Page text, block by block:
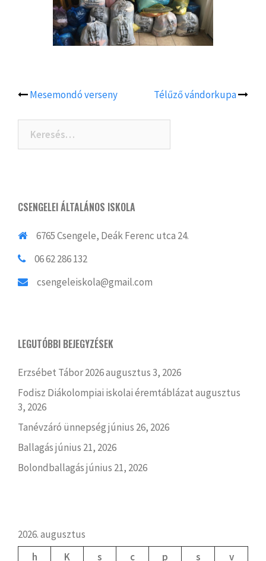
Post
navigation
Mesemondó verseny Télűző vándorkupa
CSENGELEI ÁLTALÁNOS ISKOLA
6765 Csengele, Deák Ferenc utca 24.
06 62 286 132
csengeleiskola@gmail.com
LEGUTÓBBI BEJEGYZÉSEK
Erzsébet Tábor 2026augusztus 3, 2026
Fodisz Diákolompiai iskolai éremtáblázataugusztus
3, 2026
Tanévzáró ünnepségjúnius 26, 2026
Ballagásjúnius 21, 2026
Bolondballagásjúnius 21, 2026
2026. augusztus
h
K s c p s v